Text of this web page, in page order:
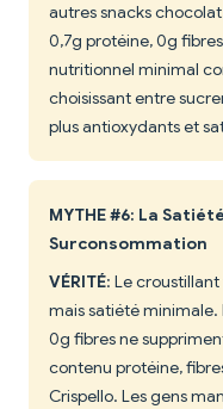
autres snacks
0,7g protéine, 0g
nutritionnel minimal
choisissant entre
plus antioxydants et
MYTHE #6: La
Surconsommation
VÉRITÉ: Le
mais satiété
0g fibres ne
contenu protéine,
Crispello. Les gens